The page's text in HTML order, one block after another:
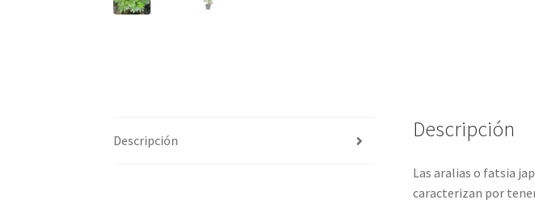
Descripción Descripción
Las aralias o fatsia
caracterizan por